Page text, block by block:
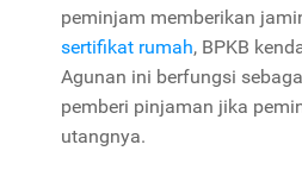
peminjam memberikan
sertifikat rumah, BPKB
Agunan ini berfungsi
pemberi pinjaman jika
utangnya.